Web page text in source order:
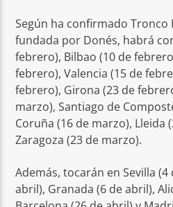
Según ha confirmado Tronco
fundada por Donés, habrá
febrero), Bilbao (10 de
febrero), Valencia (15 de
febrero), Girona (23 de
marzo), Santiago de
Coruña (16 de marzo), Lleida
Zaragoza (23 de marzo).
Además, tocarán en Sevilla
abril), Granada (6 de abril),